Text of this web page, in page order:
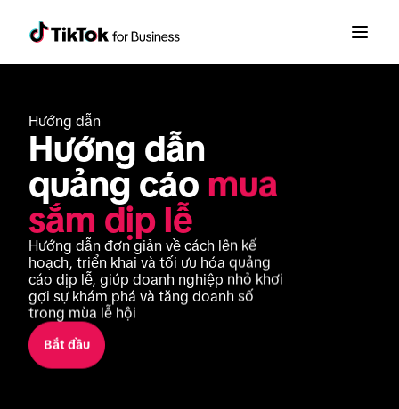
Hướng dẫn
Hướng dẫn
quảng cáo mua
sắm dịp lễ
Hướng dẫn đơn giản về cách lên kế
hoạch, triển khai và tối ưu hóa quảng
cáo dịp lễ, giúp doanh nghiệp nhỏ khơi
gợi sự khám phá và tăng doanh số
trong mùa lễ hội
Bắt đầu